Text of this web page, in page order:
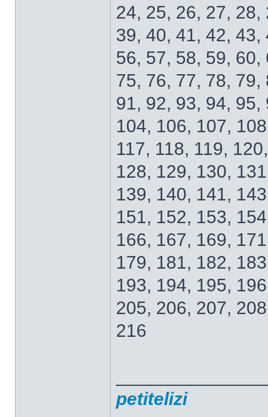
24, 25, 26, 27,
39, 40, 41, 42,
56, 57, 58, 59,
75, 76, 77, 78,
91, 92, 93, 94,
104, 106, 107,
117, 118, 119,
128, 129, 130,
139, 140, 141,
151, 152, 153,
166, 167, 169,
179, 181, 182,
193, 194, 195,
205, 206, 207,
216
petitelizi